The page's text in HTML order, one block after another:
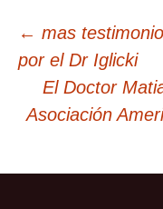
Post
← mas
por el Dr Iglicki
El Doctor
Asociación